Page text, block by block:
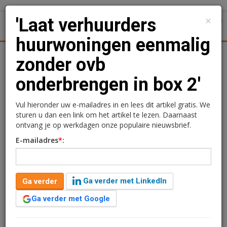
Uitgelicht Achtergronden
'Laat verhuurders
huurwoningen eenmalig
zonder ovb onderbrengen
in box 2'
Redactie
9 mei 2025 om 15:11
één jaar geleden aangepast
2 minuten leestijd
Particuliere verhuurders moeten de mogelijkheid
×
'Laat verhuurders
huurwoningen eenmalig
zonder ovb
onderbrengen in box 2'
Vul hieronder uw e-mailadres in en lees dit artikel gratis. We
sturen u dan een link om het artikel te lezen. Daarnaast
ontvang je op werkdagen onze populaire nieuwsbrief.
E-mailadres*:
Ga verder
Ga verder met LinkedIn
Ga verder met Google